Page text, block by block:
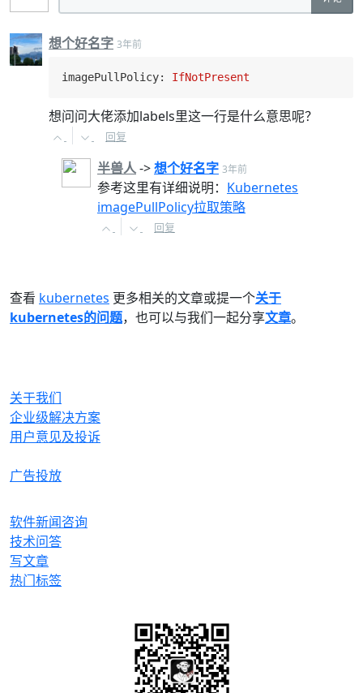
想个好名字 3年前
imagePullPolicy: IfNotPresent
想问问大佬添加labels里这一行是什么意思呢？
回复
半兽人->想个好名字 3年前
参考这里有详细说明： Kubernetes
imagePullPolicy拉取策略
回复
查看 kubernetes 更多相关的文章或提一个关于
kubernetes的问题，也可以与我们一起分享文章。
关于我们
企业级解决方案
用户意见及投诉
广告投放
软件新闻咨询
技术问答
写文章
热门标签